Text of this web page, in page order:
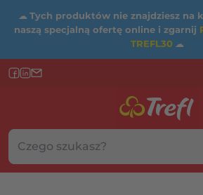
☁ Tych produktów nie znajdziesz na
naszą specjalną ofertę online i zgarnij
TREFL30 ☁
Szukaj w sklepie...
Wybierz kategorię